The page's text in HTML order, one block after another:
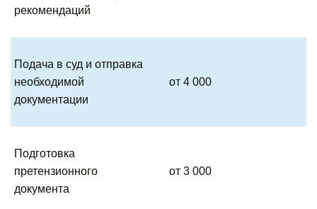
рекомендаций
Подача в суд и отправка
необходимой
документации
от 4 000
Подготовка
претензионного
документа
от 3 000